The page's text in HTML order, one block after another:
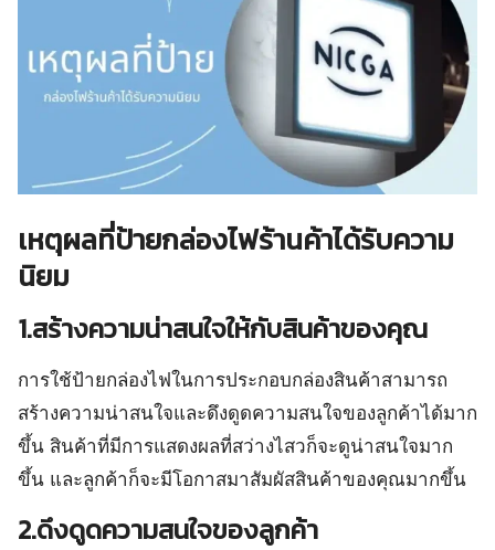
เหตุผลที่ป้ายกล่องไฟร้านค้าได้รับความ
นิยม
1.สร้างความน่าสนใจให้กับสินค้าของคุณ
การใช้ป้ายกล่องไฟในการประกอบกล่องสินค้าสามารถ
สร้างความน่าสนใจและดึงดูดความสนใจของลูกค้าได้มาก
ขึ้น สินค้าที่มีการแสดงผลที่สว่างไสวก็จะดูน่าสนใจมาก
ขึ้น และลูกค้าก็จะมีโอกาสมาสัมผัสสินค้าของคุณมากขึ้น
2.ดึงดูดความสนใจของลูกค้า